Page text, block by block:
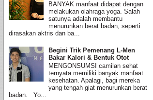
BANYAK manfaat didapat dengan
melakukan olahraga yoga. Salah
satunya adalah membantu
menurunkan berat badan, seperti
dirasakan aktris dan ba...
Begini Trik Pemenang L-Men
Bakar Kalori & Bentuk Otot
MENGONSUMSI camilan sehat
ternyata memiliki banyak manfaat
kesehatan. Apalagi, bagi mereka
yang tengah giat menurunkan berat
badan. Yo...